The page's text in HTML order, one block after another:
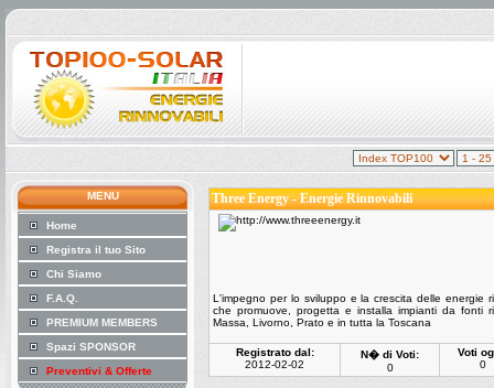
MENU
Home
Registra il tuo Sito
Chi Siamo
F.A.Q.
PREMIUM MEMBERS
Spazi SPONSOR
Preventivi & Offerte
Three Energy - Energie Rinnovabili
L'impegno per lo sviluppo e la crescita delle energie
che promuove, progetta e installa impianti da fonti
Massa, Livorno, Prato e in tutta la Toscana
Registrato dal:
2012-02-02
N� di Voti:
0
Voti
0